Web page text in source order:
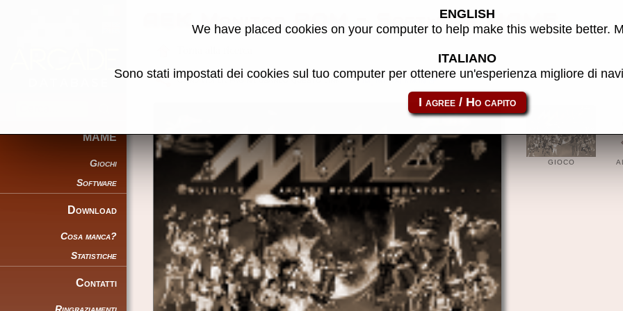
MAME
Giochi
Software
Download
Cosa manca?
Statistiche
Contatti
AEK Monitor ROM - Software MAME
Condividi la pagina usando questo link: atom_rom-aekmon
GIOCO
ENGLISH
We have placed cookies on your computer to help make this website better.
ITALIANO
Sono stati impostati dei cookies sul tuo computer per ottenere un'esperienza migliore di